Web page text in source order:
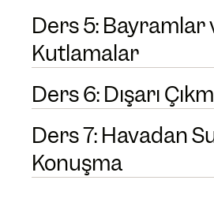
Ders 5: Bayramlar
Kutlamalar
Ders 6: Dışarı
Ders 7: Havadan
Konuşma